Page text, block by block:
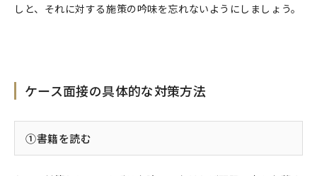
しと、それに対する施策の吟味を忘れないようにしましょう。
ケース面接の具体的な対策方法
①書籍を読む